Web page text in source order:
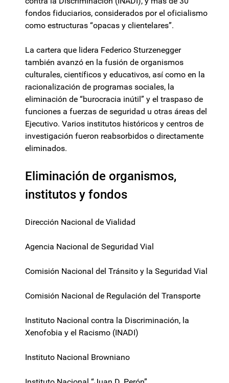
fondos fiduciarios, considerados por el oficialismo
como estructuras “opacas y clientelares”.
La cartera que lidera Federico Sturzenegger
también avanzó en la fusión de organismos
culturales, científicos y educativos, así como en la
racionalización de programas sociales, la
eliminación de “burocracia inútil” y el traspaso de
funciones a fuerzas de seguridad u otras áreas del
Ejecutivo. Varios institutos históricos y centros de
investigación fueron reabsorbidos o directamente
eliminados.
Eliminación de organismos,
institutos y fondos
Dirección Nacional de Vialidad
Agencia Nacional de Seguridad Vial
Comisión Nacional del Tránsito y la Seguridad Vial
Comisión Nacional de Regulación del Transporte
Instituto Nacional contra la Discriminación, la
Xenofobia y el Racismo (INADI)
Instituto Nacional Browniano